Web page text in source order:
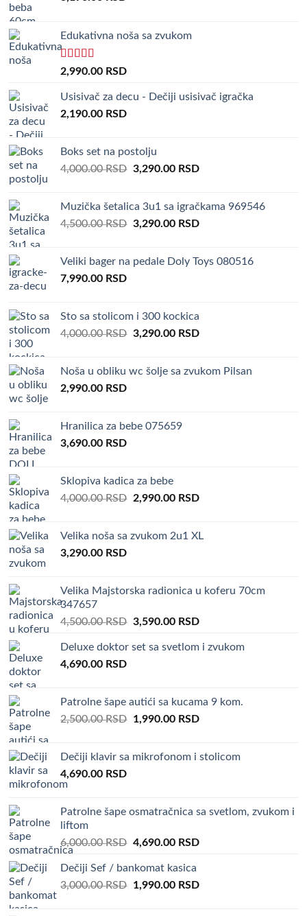
Edukativna noša sa zvukom
Rated 5.00
2,990.00 RSD
Usisivač za decu - Dečiji usisivač igračka
2,190.00 RSD
Boks set na postolju
4,000.00RSD Original
4,000.00 RSD.
3,290.00 RSDCurrent
3,290.00 RSD.
Muzička šetalica 3u1 sa igračkama 969546
4,500.00RSD Original
4,500.00 RSD.
3,290.00 RSDCurrent
3,290.00 RSD.
Veliki bager na pedale Doly Toys 080516
7,990.00 RSD
Sto sa stolicom i 300 kockica
4,000.00RSD Original
4,000.00 RSD.
3,290.00 RSDCurrent
3,290.00 RSD.
Noša u obliku wc šolje sa zvukom Pilsan
2,990.00 RSD
Hranilica za bebe 075659
3,690.00 RSD
Sklopiva kadica za bebe
4,000.00RSD Original
4,000.00 RSD.
2,990.00 RSDCurrent
2,990.00 RSD.
Velika noša sa zvukom 2u1 XL
3,290.00 RSD
Velika Majstorska radionica u koferu 70cm
347657
4,500.00RSD Original
was:
3,590.00 RSDCurrent
is:
Deluxe doktor set sa svetlom i zvukom
4,690.00 RSD
Patrolne šape autići sa kucama 9 kom.
2,500.00RSD Original
2,500.00 RSD.
1,990.00 RSDCurrent
1,990.00 RSD.
Dečiji klavir sa mikrofonom i stolicom
4,690.00 RSD
Patrolne šape osmatračnica sa svetlom, zvukom i
liftom
6,000.00RSD Original
was:
6,000.00 RSD.
4,690.00 RSDCurrent
4,690.00 RSD.
Dečiji Sef / bankomat kasica
3,000.00RSD Original
1,990.00 RSDCurrent